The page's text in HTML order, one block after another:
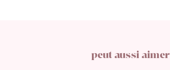
peut aussi aimer